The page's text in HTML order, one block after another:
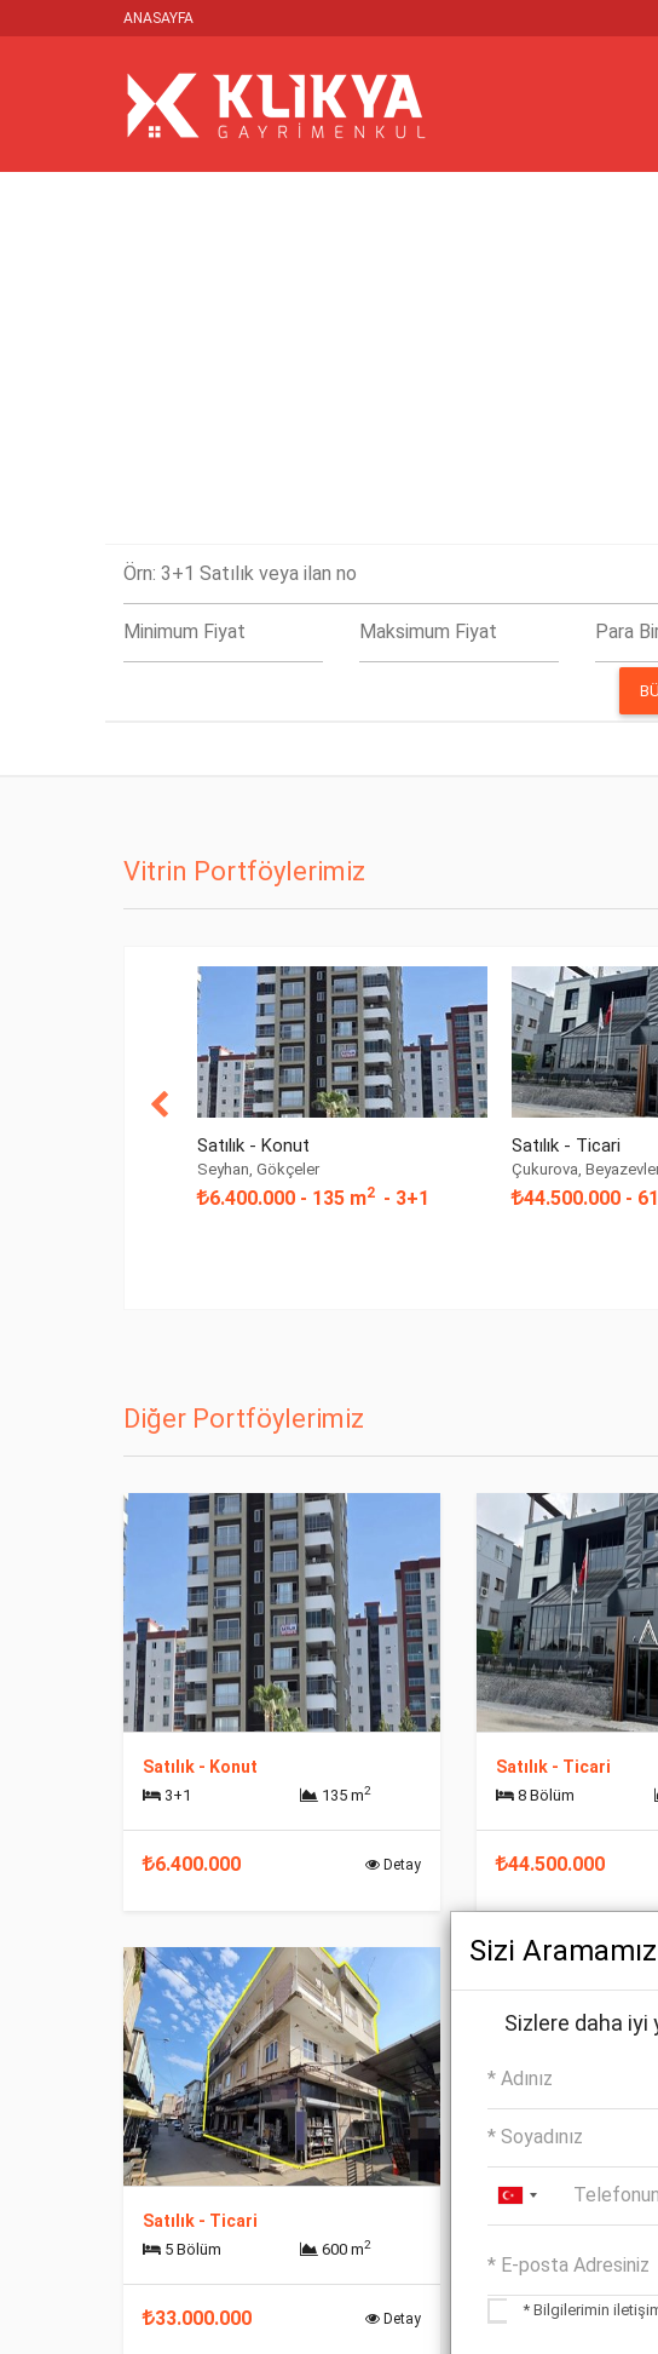
ANASAYFA
Para
Vitrin Portföylerimiz
Satılık - Konut
Seyhan, Gökçeler
6.400.000 - 135 m2 - 3+1
Satılık - Ticari
Çukurova,
44.500.000 -
Diğer Portföylerimiz
Satılık - Konut
3+1 135 m2
6.400.000 Detay
Satılık - Ticari
8 Bölüm
44.500.000
Satılık - Ticari
5 Bölüm 600 m2
33.000.000 Detay
Satılık - Ticari
280.000.000
Sizi
Sizlere daha iyi
* Bilgilerimin